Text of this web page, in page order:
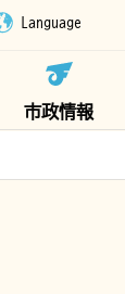
Language
市政情報